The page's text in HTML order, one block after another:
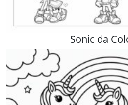
Sonic da